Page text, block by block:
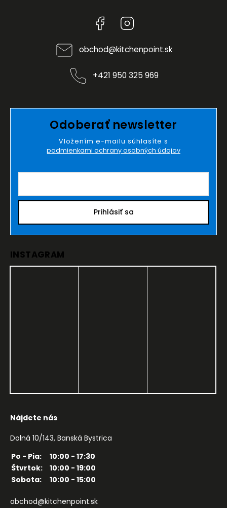
Facebook
obchod@kitchenpoint.sk
+421 950 325 969
Odoberať newsletter
Vložením e-mailu súhlasíte s
podmienkami ochrany osobných údajov
Prihlásiť sa
INSTAGRAM
Nájdete nás
Dolná 10/143, Banská Bystrica
Po - Pia:
10:00 - 17:30
Štvrtok:
10:00 - 19:00
Sobota:
10:00 - 15:00
obchod@kitchenpoint.sk